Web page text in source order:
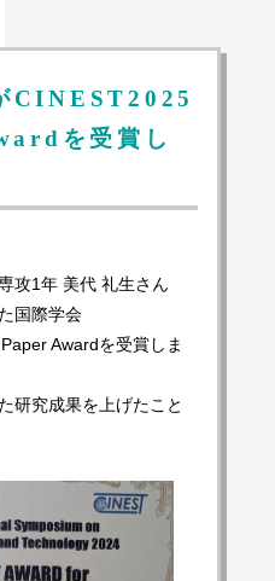
CINEST2025
を受賞し
攻1年 美代 礼生さん
国際学会
Awardを受賞しま
研究成果を上げたこと